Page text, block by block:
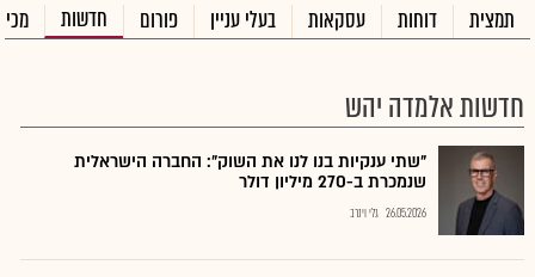
תמצית דוחות עסקאות בעלי עניין פורום חדשות
חדשות אלמדה יהש
"שתי ענקיות בנו לנו את השוק": החברה הישראלית
שנמכרת ב-270 מיליון דולר
26.05.2026 גלי וינרב